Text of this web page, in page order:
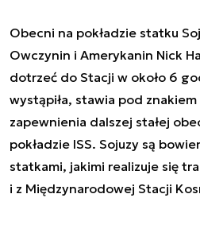
Obecni na pokładzie statku
Owczynin i Amerykanin Nick
dotrzeć do Stacji w około 6
wystąpiła, stawia pod
zapewnienia dalszej stałej
pokładzie ISS. Sojuzy są
statkami, jakimi realizuje się
i z Międzynarodowej Stacji